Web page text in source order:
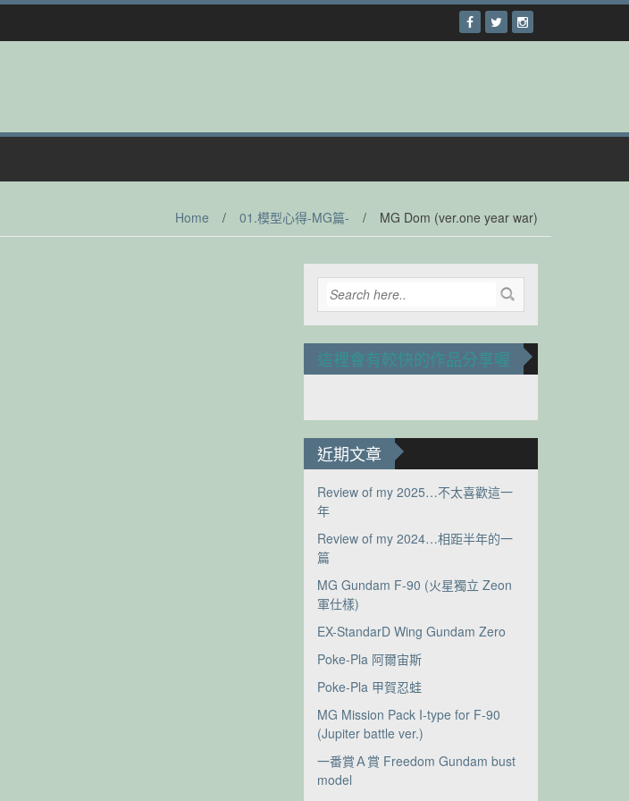
Home / 01.模型心得-MG篇- / MG Dom (ver.one year war)
這裡會有較快的作品分享喔
近期文章
Review of my 2025…不太喜歡這一
年
Review of my 2024…相距半年的一
篇
MG Gundam F-90 (火星獨立 Zeon
軍仕樣)
EX-StandarD Wing Gundam Zero
Poke-Pla 阿爾宙斯
Poke-Pla 甲賀忍蛙
MG Mission Pack I-type for F-90
(Jupiter battle ver.)
一番賞Ａ賞 Freedom Gundam bust
model